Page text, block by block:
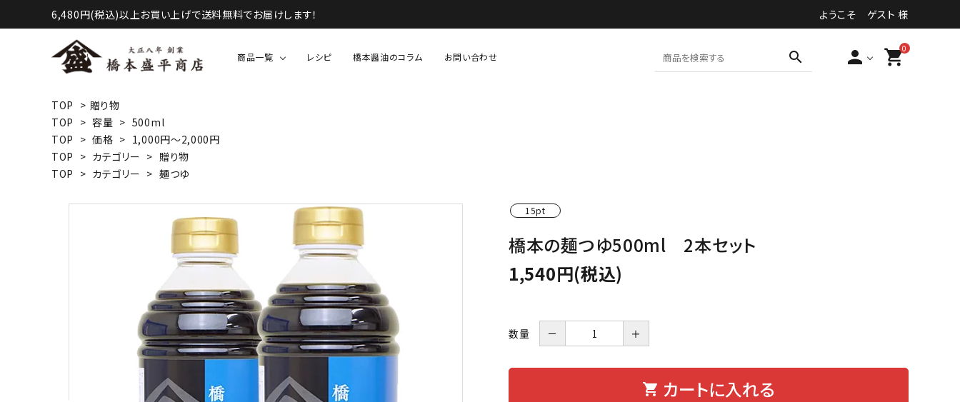
6,480円(税込)以上お買い上げで送料無料でお届けします！ ようこそ ゲスト 様
商品一覧
液体調味料（醤油・酢など）
レシピ 橋本醤油のコラム お問い合わせ search person 0
shopping_cart
TOP > 贈り物
TOP > 容量 > 500ml
TOP > 価格 > 1,000円～2,000円
TOP > カテゴリー > 贈り物
TOP > カテゴリー > 麺つゆ
15pt
橋本の麺つゆ500ml 2本セット
1,540円(税込)
数量 － ＋
shopping_cart カートに入れる